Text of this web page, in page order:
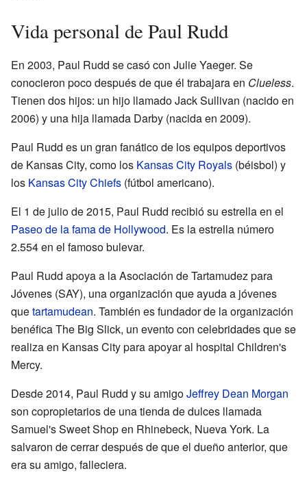
Vida personal de Paul Rudd
En 2003, Paul Rudd se casó con Julie Yaeger. Se
conocieron poco después de que él trabajara en Clueless.
Tienen dos hijos: un hijo llamado Jack Sullivan (nacido en
2006) y una hija llamada Darby (nacida en 2009).
Paul Rudd es un gran fanático de los equipos deportivos
de Kansas City, como los Kansas City Royals (béisbol) y
los Kansas City Chiefs (fútbol americano).
El 1 de julio de 2015, Paul Rudd recibió su estrella en el
Paseo de la fama de Hollywood. Es la estrella número
2.554 en el famoso bulevar.
Paul Rudd apoya a la Asociación de Tartamudez para
Jóvenes (SAY), una organización que ayuda a jóvenes
quetartamudean. También es fundador de la organización
benéfica The Big Slick, un evento con celebridades que se
realiza en Kansas City para apoyar al hospital Children's
Mercy.
Desde 2014, Paul Rudd y su amigoJeffrey Dean Morgan
son copropietarios de una tienda de dulces llamada
Samuel's Sweet Shop en Rhinebeck, Nueva York. La
salvaron de cerrar después de que el dueño anterior, que
era su amigo, falleciera.